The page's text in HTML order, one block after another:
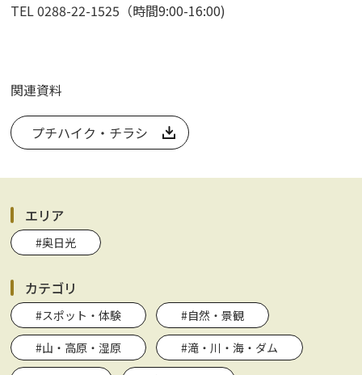
TEL 0288-22-1525（時間9:00-16:00)
関連資料
プチハイク・チラシ
エリア
#奥日光
カテゴリ
#スポット・体験
#自然・景観
#山・高原・湿原
#滝・川・海・ダム